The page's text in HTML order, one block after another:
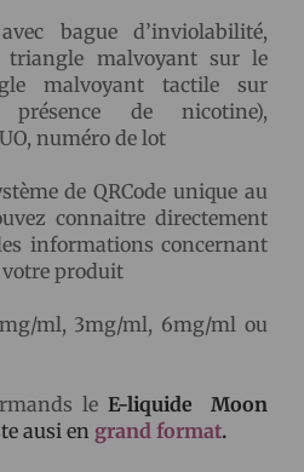
bague d’inviolabilité,
triangle malvoyant sur le
malvoyant tactile sur
présence de nicotine),
numéro de lot
de QRCode unique au
connaitre directement
informations concernant
produit
ml, 3mg/ml, 6mg/ml ou
le E-liquide Moon
ausi en grand format.